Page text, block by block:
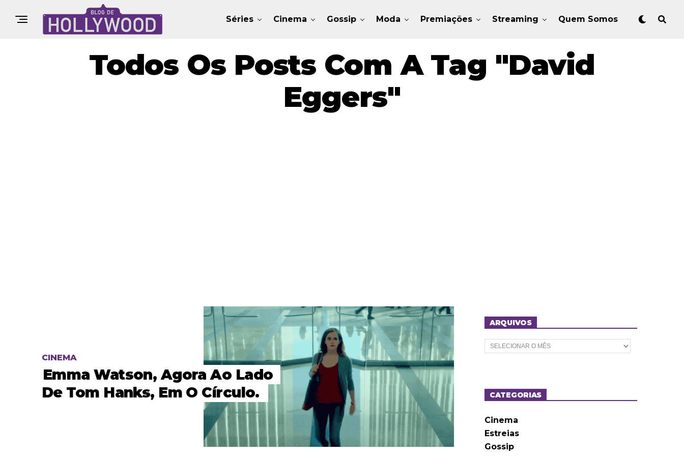
Séries Cinema Gossip Moda Premiações Streaming Quem Somos
Todos Os Posts Com A Tag "David
Eggers"
CINEMA
Emma Watson, Agora Ao Lado
De Tom Hanks, Em O Círculo.
ARQUIVOS
A
r
o
sCATEGORIAS
Cinema
Estreias
Gossip